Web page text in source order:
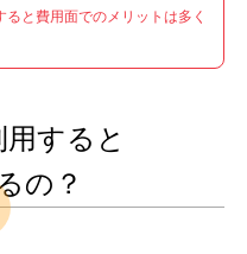
と費用面でのメリットは多く
すると
の？